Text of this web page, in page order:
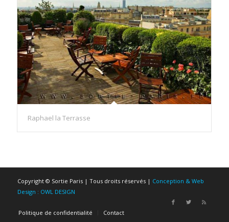
Raphael la Terrasse
Copyright © Sortie Paris | Tous droits réservés | Conception & Web
Design : OWL DESIGN
Politique de confidentialité Contact